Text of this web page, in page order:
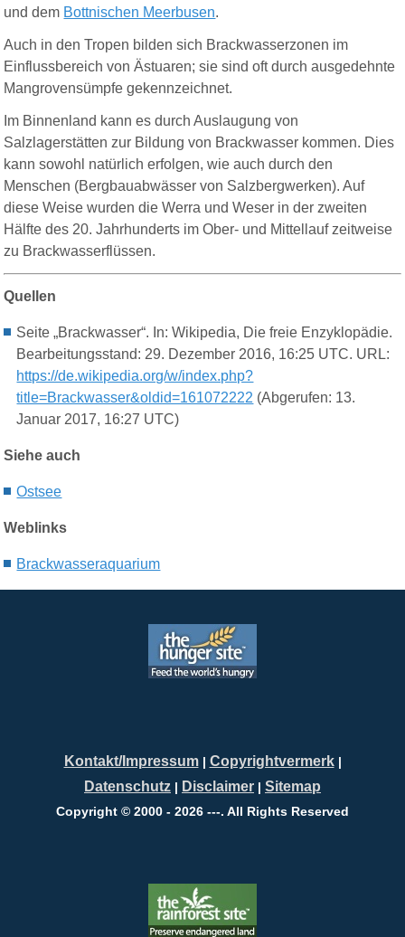
und dem Bottnischen Meerbusen.
Auch in den Tropen bilden sich Brackwasserzonen im
Einflussbereich von Ästuaren; sie sind oft durch ausgedehnte
Mangrovensümpfe gekennzeichnet.
Im Binnenland kannesdurchAuslaugung von
Salzlagerstättenzur Bildung von Brackwasser kommen. Dies
kannsowohl natürlicherfolgen,wieauchdurch den
Menschen (Bergbauabwässer von Salzbergwerken). Auf
diese Weisewurden die Werra und Weser in derzweiten
Hälfte des 20.Jahrhunderts imOber- und Mittellaufzeitweise
zu Brackwasserflüssen.
Quellen
Seite „Brackwasser“. In: Wikipedia, Die freie Enzyklopädie.
Bearbeitungsstand: 29. Dezember 2016, 16:25 UTC. URL:
https://de.wikipedia.org/w/index.php?
title=Brackwasser&oldid=161072222 (Abgerufen: 13.
Januar 2017, 16:27 UTC)
Siehe auch
Ostsee
Weblinks
Brackwasseraquarium
Kontakt/Impressum| Copyrightvermerk|
Datenschutz | Disclaimer | Sitemap
Copyright © 2000 - 2026 ---. All Rights Reserved